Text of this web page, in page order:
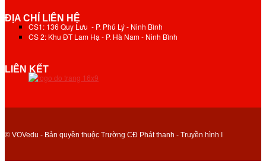
ĐỊA CHỈ LIÊN HỆ
CS1: 136 Quy Lưu - P. Phủ Lý - Ninh Bình
CS 2: Khu ĐT Lam Hạ - P. Hà Nam - Ninh Bình
LIÊN KẾT
© VOVedu - Bản quyền thuộc Trường CĐ Phát thanh - Truyền hình I